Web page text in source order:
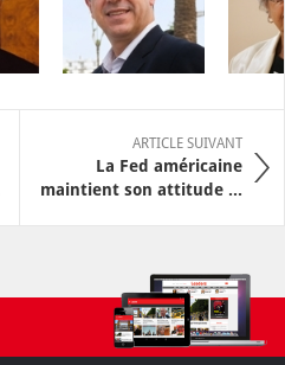
ARTICLE SUIVANT
La Fed américaine
maintient son attitude ...